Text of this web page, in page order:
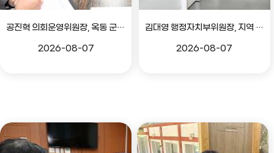
공진혁 의회운영위원장, 옥동 군부대 이전지 양동마을 주민지원사업 점검
2026-08-07
김대영 행정자치부위원장, 지역 현안 의견 청취 간담회
2026-08-07